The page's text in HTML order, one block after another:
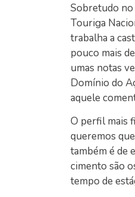
Sobretudo no
Touriga
trabalha a
pouco mais
umas notas
Domínio do
aquele
O perfil mais
queremos
também é de
cimento são
tempo de